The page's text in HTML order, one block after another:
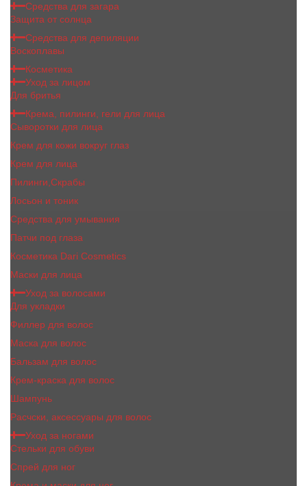
Средства для загара
Защита от солнца
Средства для депиляции
Воскоплавы
Косметика
Уход за лицом
Для бритья
Крема, пилинги, гели для лица
Сыворотки для лица
Крем для кожи вокруг глаз
Крем для лица
Пилинги,Скрабы
Лосьон и тоник
Средства для умывания
Патчи под глаза
Косметика Dari Cosmetics
Маски для лица
Уход за волосами
Для укладки
Филлер для волос
Маска для волос
Бальзам для волос
Крем-краска для волос
Шампунь
Расчски, аксессуары для волос
Уход за ногами
Стельки для обуви
Спрей для ног